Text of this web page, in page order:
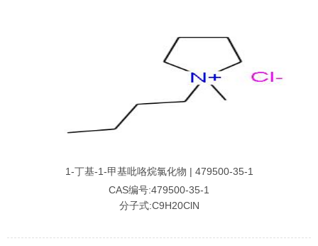
1-丁基-1-甲基吡咯烷氯化物 | 479500-35-1
CAS编号:479500-35-1
分子式:C9H20ClN